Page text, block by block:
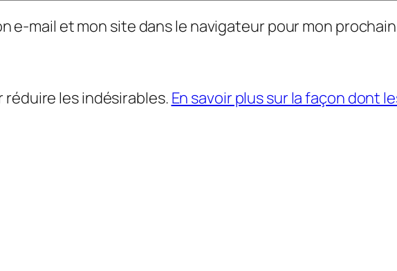
e-mail et mon site dans le navigateur pour mon
les indésirables. En savoir plus sur la façon dont